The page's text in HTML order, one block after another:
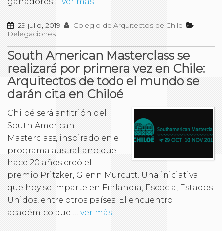
ganadores … ver más
29 julio, 2019
Colegio de Arquitectos de Chile
Delegaciones
South American Masterclass se
realizará por primera vez en Chile:
Arquitectos de todo el mundo se
darán cita en Chiloé
Chiloé será anfitrión del
South American
Masterclass, inspirado en el
programa australiano que
hace 20 años creó el
premio Pritzker, Glenn Murcutt. Una iniciativa
que hoy se imparte en Finlandia, Escocia, Estados
Unidos, entre otros países. El encuentro
académico que … ver más